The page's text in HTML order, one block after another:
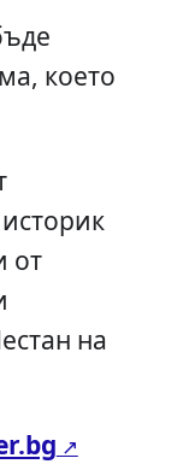
което
от
на